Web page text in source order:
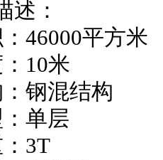
述：
：46000平方米
：10米
：钢混结构
：单层
：3T